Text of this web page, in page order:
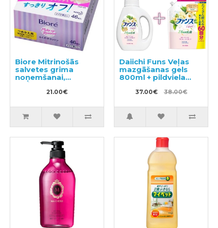
Biore Mitrinošās
salvetes grima
noņemšanai,
maināms bloks
21.00€
Daiichi Funs Veļas
mazgāšanas gels
800ml + pildviela
37.00€ 38.00€